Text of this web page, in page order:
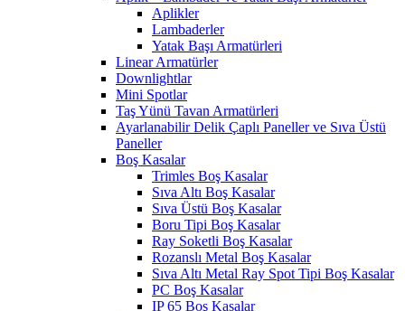
Aplikler
Lambaderler
Yatak Başı Armatürleri
Linear Armatürler
Downlightlar
Mini Spotlar
Taş Yünü Tavan Armatürleri
Ayarlanabilir Delik Çaplı Paneller ve Sıva Üstü
Paneller
Boş Kasalar
Trimles Boş Kasalar
Sıva Altı Boş Kasalar
Sıva Üstü Boş Kasalar
Boru Tipi Boş Kasalar
Ray Soketli Boş Kasalar
Rozanslı Metal Boş Kasalar
Sıva Altı Metal Ray Spot Tipi Boş Kasalar
PC Boş Kasalar
IP 65 Boş Kasalar